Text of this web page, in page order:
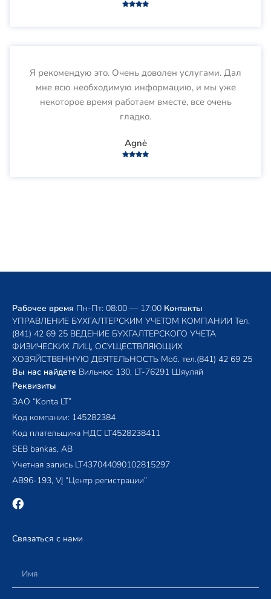
Я рекомендую это. Очень доволен услугами. Дал
мне всю необходимую информацию, и мы уже
некоторое время работаем вместе, все очень
гладко.
Agnė
Рабочее время Пн-Пт: 08:00 — 17:00 Контакты
УПРАВЛЕНИЕ БУХГАЛТЕРСКИМ УЧЕТОМ КОМПАНИИ Тел.
(841) 42 69 25 ВЕДЕНИЕ БУХГАЛТЕРСКОГО УЧЕТА
ФИЗИЧЕСКИХ ЛИЦ, ОСУЩЕСТВЛЯЮЩИХ
ХОЗЯЙСТВЕННУЮ ДЕЯТЕЛЬНОСТЬ Моб. тел.(841) 42 69 25
Вы нас найдете Вильнюс 130, LT-76291 Шяуляй
Реквизиты
ЗАО “Konta LT”
Код компании: 145282384
Код плательщика НДС LT4528238411
SEB bankas, AB
Учетная запись LT437044090102815297
AB96-193, VĮ “Центр регистрации”
Связаться с нами